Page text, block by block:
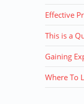
Effective
This is a
Gaining
Where To